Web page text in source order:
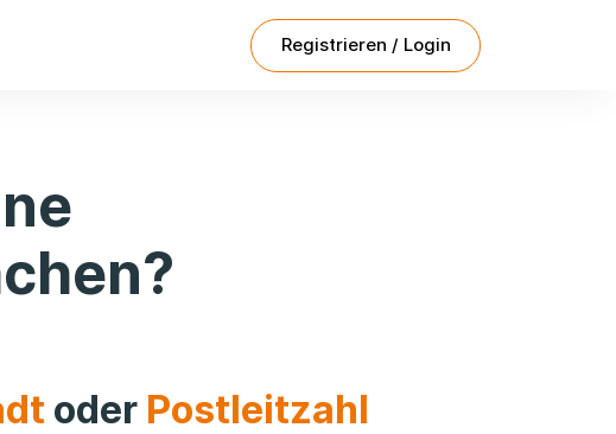
Registrieren / Login
oder Postleitzahl